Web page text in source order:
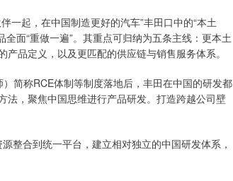
一起，在中国制造更好的汽车”丰田口中的“本土
面“重做一遍”。其重点可归纳为五条主线：更本土
品定义，以及更匹配的供应链与销售服务体系。
简称RCE体制等制度落地后，丰田在中国的研发都
法，聚焦中国思维进行产品研发。打造跨越公司壁
整合到统一平台，建立相对独立的中国研发体系，